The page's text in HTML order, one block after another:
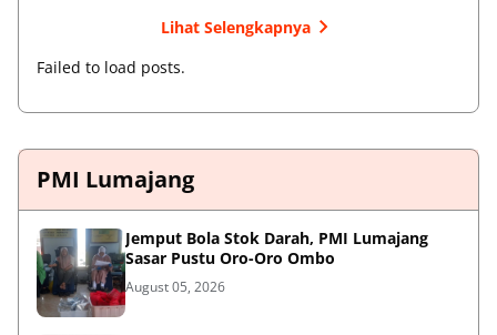
Lihat Selengkapnya
Failed to load posts.
PMI Lumajang
Jemput Bola Stok Darah, PMI Lumajang
Sasar Pustu Oro-Oro Ombo
August 05, 2026